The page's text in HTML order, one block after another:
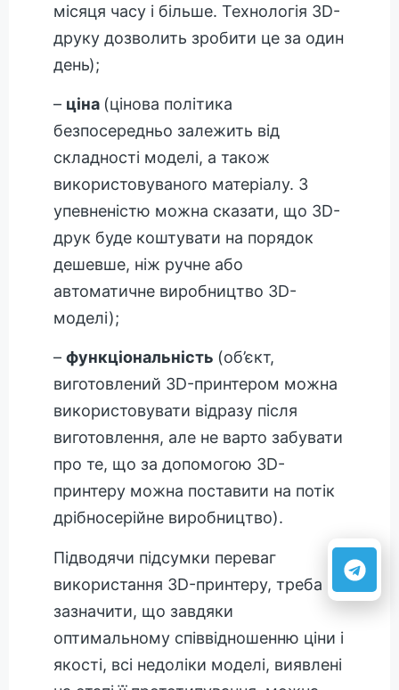
місяця часу і більше. Технологія 3D-
друку дозволить зробити це за один
день);
– ціна (цінова політика
безпосередньо залежить від
складності моделі, а також
використовуваного матеріалу. З
упевненістю можна сказати, що 3D-
друк буде коштувати на порядок
дешевше, ніж ручне або
автоматичне виробництво 3D-
моделі);
– функціональність (об’єкт,
виготовлений 3D-принтером можна
використовувати відразу після
виготовлення, але не варто забувати
про те, що за допомогою 3D-
принтеру можна поставити на потік
дрібносерійне виробництво).
Підводячи підсумки переваг
використання 3D-принтеру, треба
зазначити, що завдяки
оптимальному співвідношенню ціни і
якості, всі недоліки моделі, виявлені